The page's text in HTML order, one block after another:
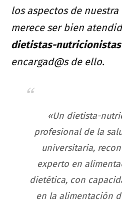
los aspectos de
merece ser bien
dietistas-nutricionistas
encargad@s de ello.
«Un dietista-
profesional de la
universitaria,
experto en
dietética, con
en la alimentación